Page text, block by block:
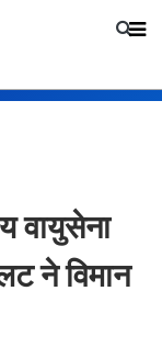
वायुसेना
ने विमान